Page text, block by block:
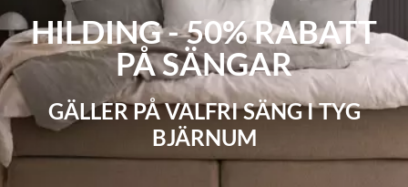
HILDING - 50% RABATT
PÅ SÄNGAR
GÄLLER PÅ VALFRI SÄNG I TYG
BJÄRNUM